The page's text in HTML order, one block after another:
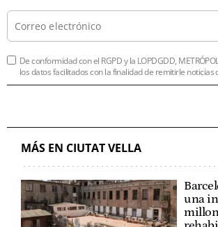
De conformidad con el RGPD y la LOPDGDD,
los datos facilitados con la finalidad de remitirle noticias
MÁS EN CIUTAT VELLA
una